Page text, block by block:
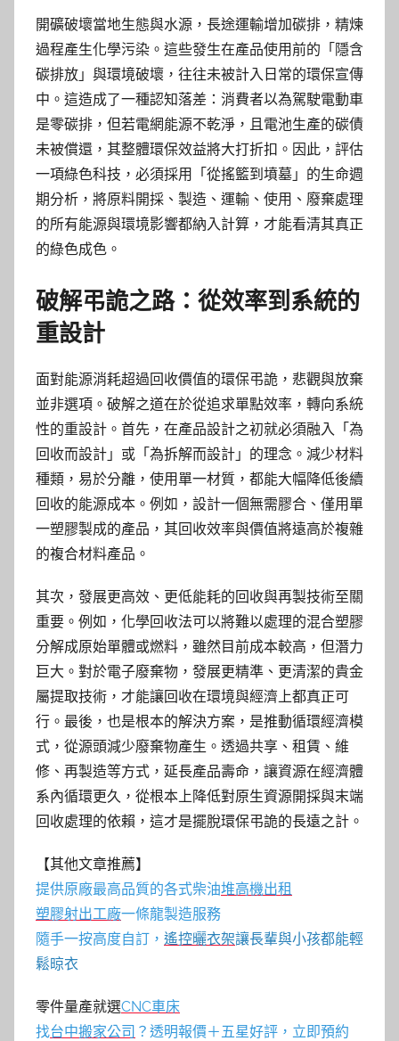
開礦破壞當地生態與水源，長途運輸增加碳排，精煉
過程產生化學污染。這些發生在產品使用前的「隱含
碳排放」與環境破壞，往往未被計入日常的環保宣傳
中。這造成了一種認知落差：消費者以為駕駛電動車
是零碳排，但若電網能源不乾淨，且電池生產的碳債
未被償還，其整體環保效益將大打折扣。因此，評估
一項綠色科技，必須採用「從搖籃到墳墓」的生命週
期分析，將原料開採、製造、運輸、使用、廢棄處理
的所有能源與環境影響都納入計算，才能看清其真正
的綠色成色。
破解弔詭之路：從效率到系統的
重設計
面對能源消耗超過回收價值的環保弔詭，悲觀與放棄
並非選項。破解之道在於從追求單點效率，轉向系統
性的重設計。首先，在產品設計之初就必須融入「為
回收而設計」或「為拆解而設計」的理念。減少材料
種類，易於分離，使用單一材質，都能大幅降低後續
回收的能源成本。例如，設計一個無需膠合、僅用單
一塑膠製成的產品，其回收效率與價值將遠高於複雜
的複合材料產品。
其次，發展更高效、更低能耗的回收與再製技術至關
重要。例如，化學回收法可以將難以處理的混合塑膠
分解成原始單體或燃料，雖然目前成本較高，但潛力
巨大。對於電子廢棄物，發展更精準、更清潔的貴金
屬提取技術，才能讓回收在環境與經濟上都真正可
行。最後，也是根本的解決方案，是推動循環經濟模
式，從源頭減少廢棄物產生。透過共享、租賃、維
修、再製造等方式，延長產品壽命，讓資源在經濟體
系內循環更久，從根本上降低對原生資源開採與末端
回收處理的依賴，這才是擺脫環保弔詭的長遠之計。
【其他文章推薦】
提供原廠最高品質的各式柴油堆高機出租
塑膠射出工廠一條龍製造服務
隨手一按高度自訂， 遙控曬衣架讓長輩與小孩都能輕
鬆晾衣
零件量產就選CNC車床
找台中搬家公司 ？透明報價＋五星好評，立即預約